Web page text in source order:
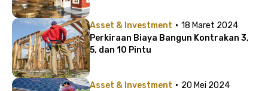
Asset & Investment · 18 Maret 2024
Perkiraan Biaya Bangun Kontrakan 3,
5, dan 10 Pintu
Asset & Investment · 20 Mei 2024